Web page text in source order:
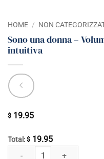
HOME / NON
Sono una donna –
intuitiva
$ 19.95
Total: $ 19.95
Sono una donna - Volume